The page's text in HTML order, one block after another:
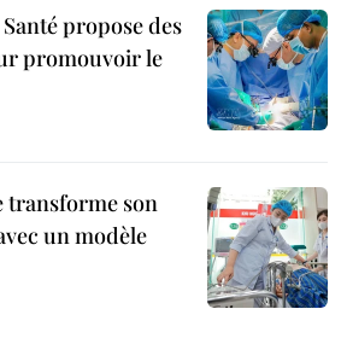
propose des
promouvoir le
son
un modèle